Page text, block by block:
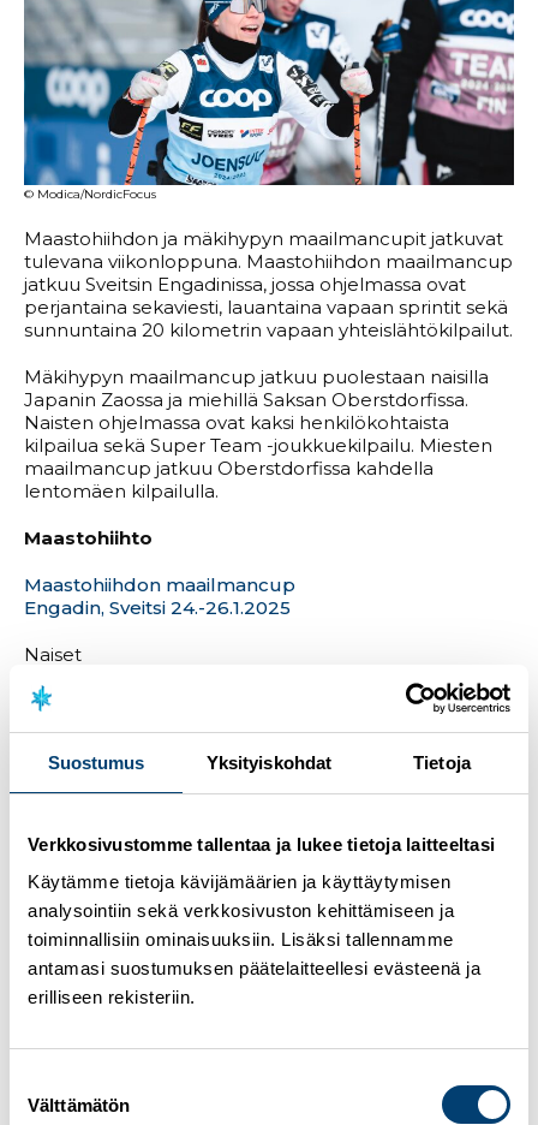
Suostumus Yksityiskohdat Tietoja
Verkkosivustomme tallentaa ja lukee tietoja laitteeltasi
Käytämme tietoja kävijämäärien ja käyttäytymisen
analysointiin sekä verkkosivuston kehittämiseen ja
toiminnallisiin ominaisuuksiin. Lisäksi tallennamme
antamasi suostumuksen päätelaitteellesi evästeenä ja
erilliseen rekisteriin.
valinta
Välttämätön
© Modica/NordicFocus
Maastohiihdon ja mäkihypyn maailmancupit jatkuvat
tulevana viikonloppuna. Maastohiihdon maailmancup
jatkuu Sveitsin Engadinissa, jossa ohjelmassa ovat
perjantaina sekaviesti, lauantaina vapaan sprintit sekä
sunnuntaina 20 kilometrin vapaan yhteislähtökilpailut.
Mäkihypyn maailmancup jatkuu puolestaan naisilla
Japanin Zaossa ja miehillä Saksan Oberstdorfissa.
Naisten ohjelmassa ovat kaksi henkilökohtaista
kilpailua sekä Super Team -joukkuekilpailu. Miesten
maailmancup jatkuu Oberstdorfissa kahdella
lentomäen kilpailulla.
Maastohiihto
Maastohiihdon maailmancup
Engadin, Sveitsi 24.-26.1.2025
Naiset
Jasmi Joensuu, Jasmin Kähärä, Katri Lylynperä, Hilla
Niemelä, Kerttu Niskanen, Tiia Olkkonen, Krista
Miehet
Emil Liekari, Remi Lindholm, Wiljam Mattila, Joni Mäki,
Vuorela, Lauri Vuorinen
Maastohiihdon urheilijabiot
Mäkihyppy
Mäkihypyn maailmancup
Zao, Japani 23.-26.1.2025 (naiset)
Julia Kykkänen, Jenny Rautionaho